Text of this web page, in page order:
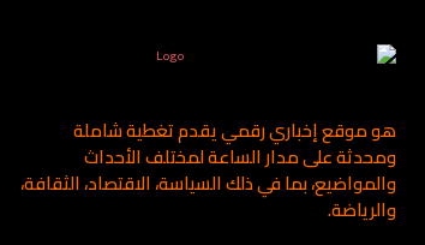
هو موقع إخباري رقمي يقدم تغطية شاملة
ومحدثة على مدار الساعة لمختلف الأحداث
والمواضيع، بما في ذلك السياسة، الاقتصاد، الثقافة،
والرياضة.